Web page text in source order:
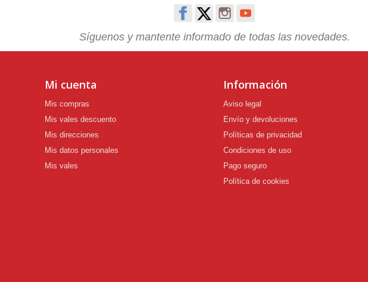
Síguenos y mantente informado de todas las novedades.
Mi cuenta
Mis compras
Mis vales descuento
Mis direcciones
Mis datos personales
Mis vales
Información
Aviso legal
Envío y devoluciones
Políticas de privacidad
Condiciones de uso
Pago seguro
Política de cookies